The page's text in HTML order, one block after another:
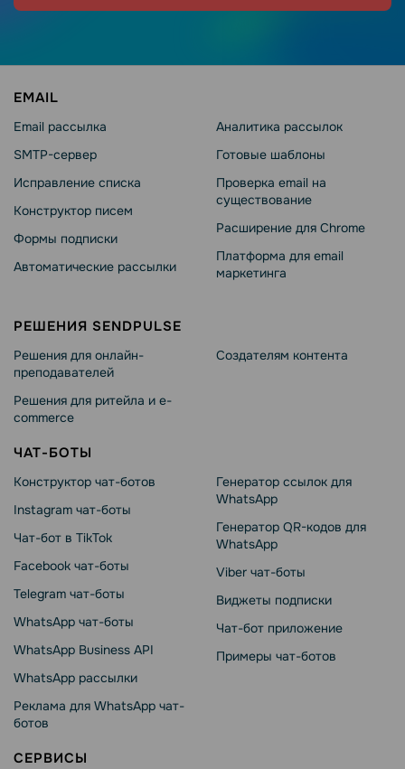
EMAIL
Email рассылка
SMTP-сервер
Исправление списка
Конструктор писем
Формы подписки
Автоматические рассылки
Аналитика рассылок
Готовые шаблоны
Проверка email на
существование
Расширение для Chrome
Платформа для email
маркетинга
РЕШЕНИЯ SENDPULSE
Решения для онлайн-
преподавателей
Решения для ритейла и e-
commerce
Создателям контента
ЧАТ-БОТЫ
Конструктор чат-ботов
Instagram чат-боты
Чат-бот в TikTok
Facebook чат-боты
Telegram чат-боты
WhatsApp чат-боты
WhatsApp Business API
WhatsApp рассылки
Реклама для WhatsApp чат-
ботов
Генератор ссылок для
WhatsApp
Генератор QR-кодов для
WhatsApp
Viber чат-боты
Виджеты подписки
Чат-бот приложение
Примеры чат-ботов
СЕРВИСЫ